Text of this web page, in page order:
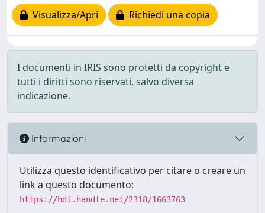
Visualizza/Apri
Richiedi una copia
I documenti in IRIS sono protetti da copyright e
tutti i diritti sono riservati, salvo diversa
indicazione.
Informazioni
Utilizza questo identificativo per citare o creare un
link a questo documento:
https://hdl.handle.net/2318/1663763